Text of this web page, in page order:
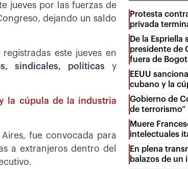
jueves por las fuerzas de
dejando un saldo
este jueves en
sindicales, políticasy
la cúpula de la industria
fue convocada para
a extranjeros dentro del
Protesta
privada
De la
presidente de
fuera de
EEUU
cubano y la
Gobierno de
de
Muere
intelectuales
En plena
balazos de un